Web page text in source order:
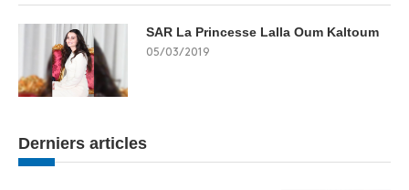
SAR La Princesse Lalla Oum Kaltoum
05/03/2019
Derniers articles